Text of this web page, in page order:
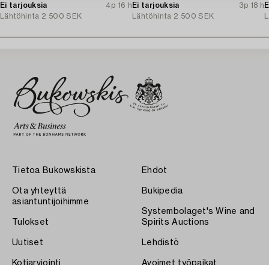
Ei tarjouksia
4p 16 h
Lähtöhinta 2 500 SEK
Ei tarjouksia
3p 18 h
Lähtöhinta 2 500 SEK
Tietoa Bukowskista
Ota yhteyttä
asiantuntijoihimme
Tulokset
Uutiset
Kotiarviointi
Ehdot
Bukipedia
Systembolaget's Wine and
Spirits Auctions
Lehdistö
Avoimet työpaikat